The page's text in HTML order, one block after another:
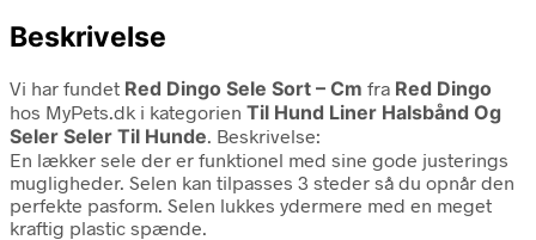
Beskrivelse
Vi har fundet Red Dingo Sele Sort – Cm fra Red Dingo
hos MyPets.dk i kategorien Til Hund Liner Halsbånd Og
Seler Seler Til Hunde. Beskrivelse:
En lækker sele der er funktionel med sine gode justerings
mugligheder. Selen kan tilpasses 3 steder så du opnår den
perfekte pasform. Selen lukkes ydermere med en meget
kraftig plastic spænde.